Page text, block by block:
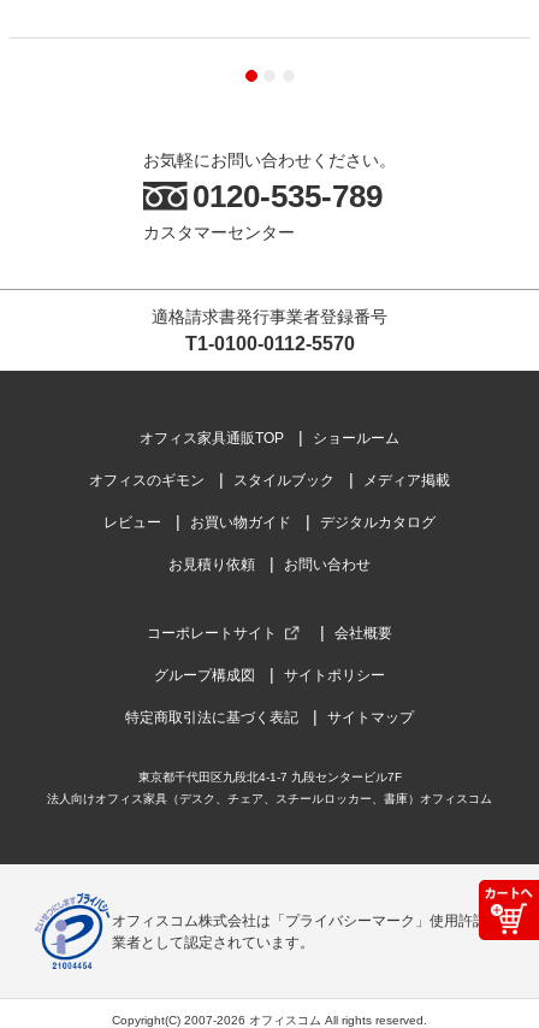
お気軽にお問い合わせください。
0120-535-789
カスタマーセンター
適格請求書発行事業者登録番号
T1-0100-0112-5570
オフィス家具通販TOP ショールーム
オフィスのギモン スタイルブック メディア掲載
レビュー お買い物ガイド デジタルカタログ
お見積り依頼 お問い合わせ
コーポレートサイト 会社概要
グループ構成図 サイトポリシー
特定商取引法に基づく表記 サイトマップ
東京都千代田区九段北4-1-7 九段センタービル7F
法人向けオフィス家具（デスク、チェア、スチールロッカー、書庫）オフィスコム
オフィスコム株式会社は「プライバシーマーク」使用許諾事
業者として認定されています。
Copyright(C) 2007-2026 オフィスコム All rights reserved.